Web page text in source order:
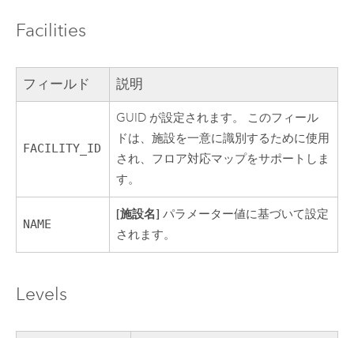
Facilities
フィールド 説明
FACILITY_ID
GUID が設定されます。 このフィール
ドは、施設を一意に識別するために使用
され、フロア対応マップをサポートしま
す。
NAME
[施設名] パラメーター値に基づいて設定
されます。
Levels